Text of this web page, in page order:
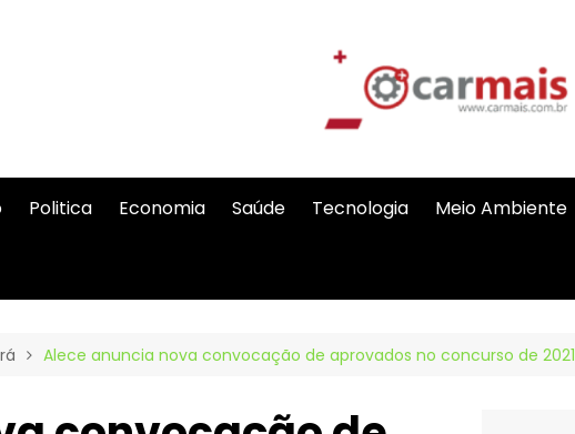
Politica Economia Saúde Tecnologia Meio Ambiente
Alece anuncia nova convocação de aprovados no concurso de 2021